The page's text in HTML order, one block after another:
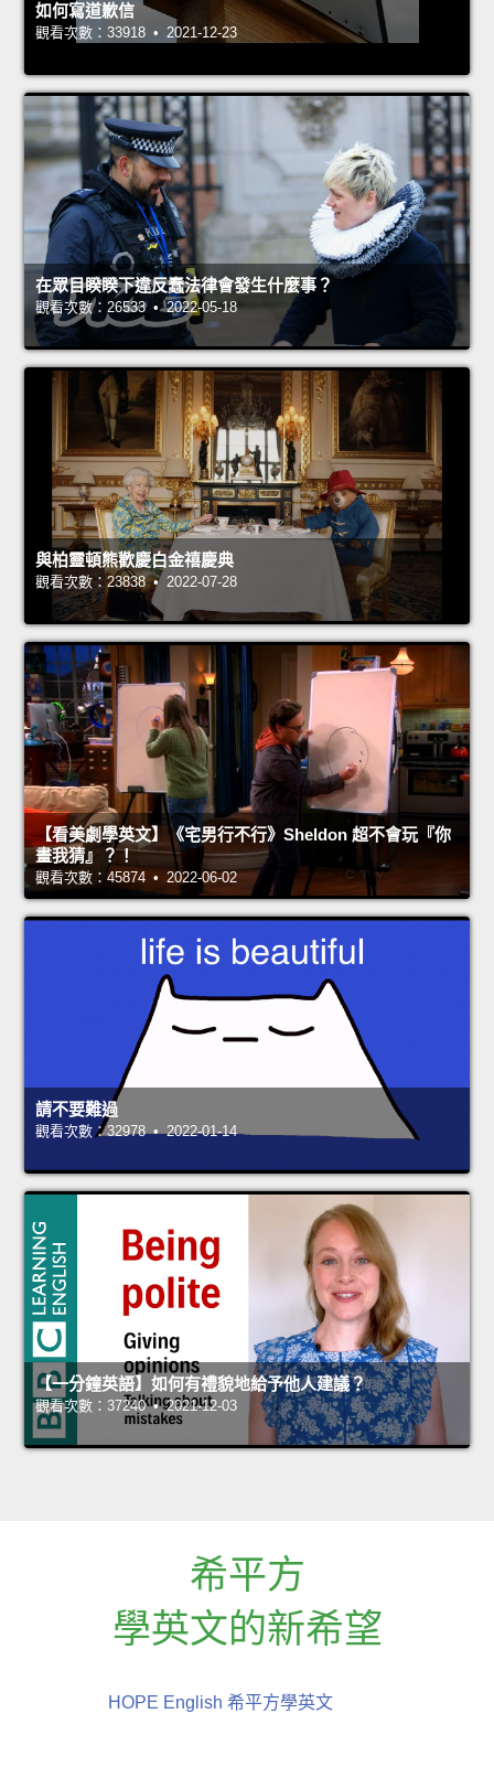
如何寫道歉信
觀看次數：33918 • 2021-12-23
在眾目睽睽下違反蠢法律會發生什麼事？
觀看次數：26533 • 2022-05-18
與柏靈頓熊歡慶白金禧慶典
觀看次數：23838 • 2022-07-28
【看美劇學英文】《宅男行不行》Sheldon 超不會玩『你
畫我猜』？！
觀看次數：45874 • 2022-06-02
請不要難過
觀看次數：32978 • 2022-01-14
【一分鐘英語】如何有禮貌地給予他人建議？
觀看次數：37240 • 2021-12-03
希平方
學英文的新希望
HOPE English 希平方學英文